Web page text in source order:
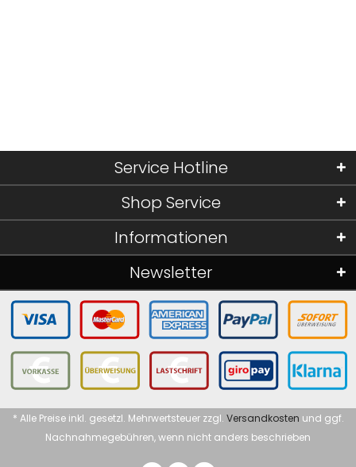
Service Hotline
Shop Service
Informationen
Newsletter
* Alle Preise inkl. gesetzl. Mehrwertsteuer zzgl. Versandkosten und ggf.
Nachnahmegebühren, wenn nicht anders beschrieben